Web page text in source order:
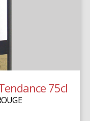
75cl